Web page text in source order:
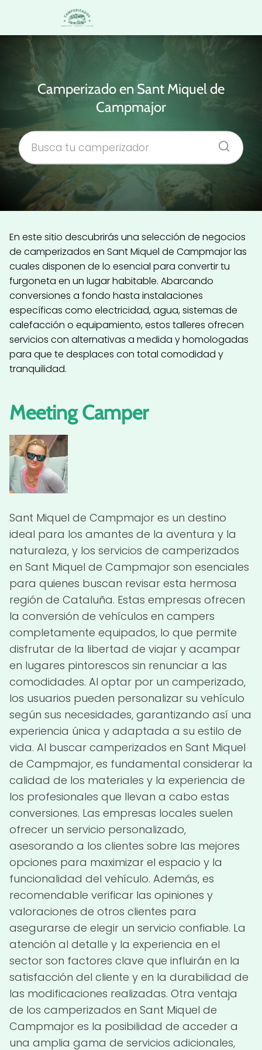
Camperizado en Sant Miquel de
Campmajor
En este sitio descubrirás una selección de negocios
de camperizados en Sant Miquel de Campmajor las
cuales disponen de lo esencial para convertir tu
furgoneta en un lugar habitable. Abarcando
conversiones a fondo hasta instalaciones
específicas como electricidad, agua, sistemas de
calefacción o equipamiento, estos talleres ofrecen
servicios con alternativas a medida y homologadas
para que te desplaces con total comodidad y
tranquilidad.
Meeting Camper
Sant Miquel de Campmajor es un destino
ideal para los amantes de la aventura y la
naturaleza, y los servicios de camperizados
en Sant Miquel de Campmajor son esenciales
para quienes buscan revisar esta hermosa
región de Cataluña. Estas empresas ofrecen
la conversión de vehículos en campers
completamente equipados, lo que permite
disfrutar de la libertad de viajar y acampar
en lugares pintorescos sin renunciar a las
comodidades. Al optar por un camperizado,
los usuarios pueden personalizar su vehículo
según sus necesidades, garantizando así una
experiencia única y adaptada a su estilo de
vida. Al buscar camperizados en Sant Miquel
de Campmajor, es fundamental considerar la
calidad de los materiales y la experiencia de
los profesionales que llevan a cabo estas
conversiones. Las empresas locales suelen
ofrecer un servicio personalizado,
asesorando a los clientes sobre las mejores
opciones para maximizar el espacio y la
funcionalidad del vehículo. Además, es
recomendable verificar las opiniones y
valoraciones de otros clientes para
asegurarse de elegir un servicio confiable. La
atención al detalle y la experiencia en el
sector son factores clave que influirán en la
satisfacción del cliente y en la durabilidad de
las modificaciones realizadas. Otra ventaja
de los camperizados en Sant Miquel de
Campmajor es la posibilidad de acceder a
una amplia gama de servicios adicionales,